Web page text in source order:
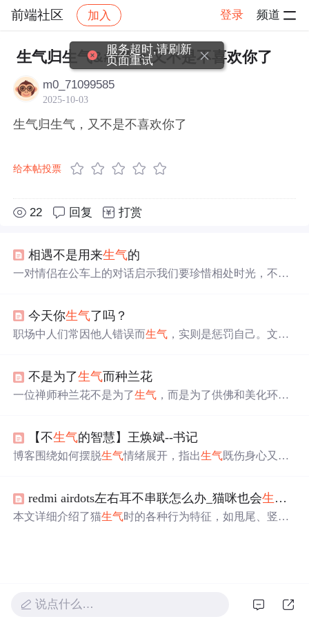
前端社区 加入 登录 频道
社区 前端社区 感慨 帖子详情
生气归生气&#xff0c;又不是不喜欢你了
m0_71099585
2025-10-03
生气归生气，又不是不喜欢你了
给本帖投票
22 回复 打赏
相遇不是用来生气的
一对情侣在公车上的对话启示我们要珍惜相处时光，不应
下。今天你生气了吗？
职场中人们常因他人错误而生气 ，实则是惩罚自己。文章
自己等，强调面对生气需智慧和勇气。
不是为了生气而种兰花
一位禅师种兰花不是为了生气 ，而是为了供佛和美化环
【不生气的智慧】王焕斌--书记
博客围绕如何摆脱生气情绪展开，指出生气既伤身心又不
底怒气，学会知足感恩，将怒气化为行动力，以平和心态
追逐成功。
redmi airdots左右耳不串联怎么办_猫咪也会生气
本文详细介绍了猫生气时的各种行为特征，如甩尾、竖
说点什么…
服务超时,请刷新
页面重试